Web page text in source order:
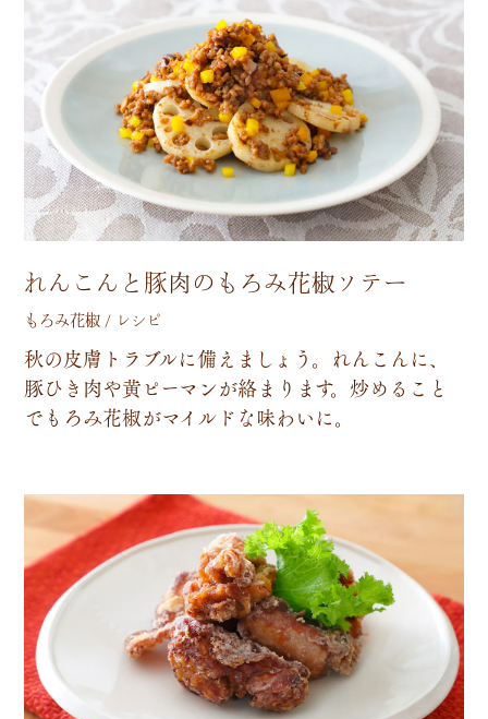
れんこんと豚肉のもろみ花椒ソテー
もろみ花椒 / レシピ
秋の皮膚 ト ラ ブルに備え ま し ょ う。 れんこ んに、
豚ひ き 肉や黄ピーマンが絡ま り ます。 炒め る こ と
で も ろみ花椒がマイ ル ド な味わいに。